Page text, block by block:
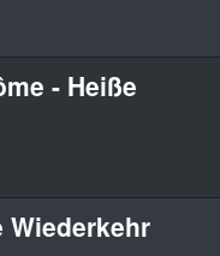
- Heiße
Wiederkehr